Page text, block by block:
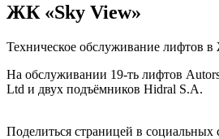
ЖК «Sky View»
Техническое обслуживание лифтов
На обслуживании 19-ть лифтов
Ltd и двух подъёмников Hidral S.A.
Поделиться страницей в социальных